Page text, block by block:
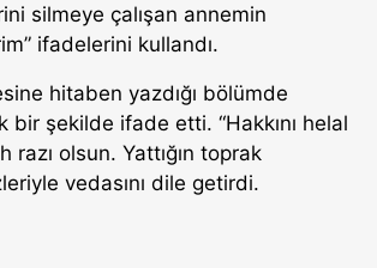
silmeye çalışan annemin
ifadelerini kullandı.
hitaben yazdığı bölümde
bir şekilde ifade etti. “Hakkını helal
razı olsun. Yattığın toprak
vedasını dile getirdi.